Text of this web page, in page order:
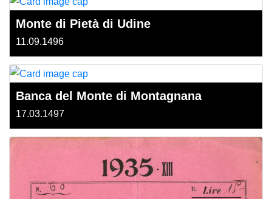
Monte di Pietà di Udine
11.09.1496
Banca del Monte di Montagnana
17.03.1497